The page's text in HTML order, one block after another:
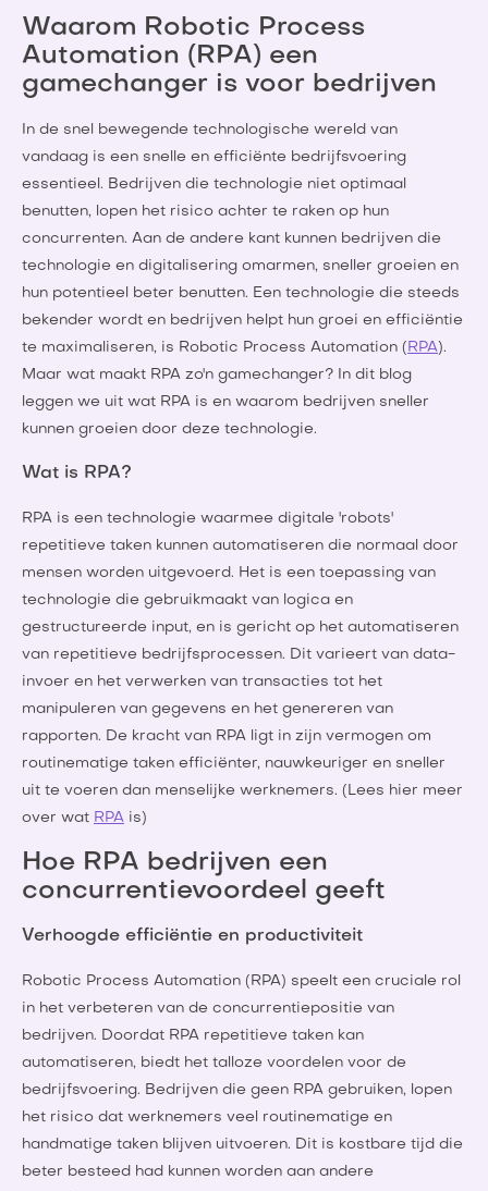
Waarom Robotic Process
Automation (RPA) een
gamechanger is voor bedrijven
In de snel bewegende technologische wereld van
vandaag is een snelle en efficiënte bedrijfsvoering
essentieel. Bedrijven die technologie niet optimaal
benutten, lopen het risico achter te raken op hun
concurrenten. Aan de andere kant kunnen bedrijven die
technologie en digitalisering omarmen, sneller groeien en
hun potentieel beter benutten. Een technologie die steeds
bekender wordt en bedrijven helpt hun groei en efficiëntie
te maximaliseren, is Robotic Process Automation ( RPA).
Maar wat maakt RPA zo'n gamechanger? In dit blog
leggen we uit wat RPA is en waarom bedrijven sneller
kunnen groeien door deze technologie.
Wat is RPA?
RPA is een technologie waarmee digitale 'robots'
repetitieve taken kunnen automatiseren die normaal door
mensen worden uitgevoerd. Het is een toepassing van
technologie die gebruikmaakt van logica en
gestructureerde input, en is gericht op het automatiseren
van repetitieve bedrijfsprocessen. Dit varieert van data-
invoer en het verwerken van transacties tot het
manipuleren van gegevens en het genereren van
rapporten. De kracht van RPA ligt in zijn vermogen om
routinematige taken efficiënter, nauwkeuriger en sneller
uit te voeren dan menselijke werknemers. (Lees hier meer
over wat RPA is)
Hoe RPA bedrijven een
concurrentievoordeel geeft
Verhoogde efficiëntie en productiviteit
Robotic Process Automation (RPA) speelt een cruciale rol
in het verbeteren van de concurrentiepositie van
bedrijven. Doordat RPA repetitieve taken kan
automatiseren, biedt het talloze voordelen voor de
bedrijfsvoering. Bedrijven die geen RPA gebruiken, lopen
het risico dat werknemers veel routinematige en
handmatige taken blijven uitvoeren. Dit is kostbare tijd die
beter besteed had kunnen worden aan andere